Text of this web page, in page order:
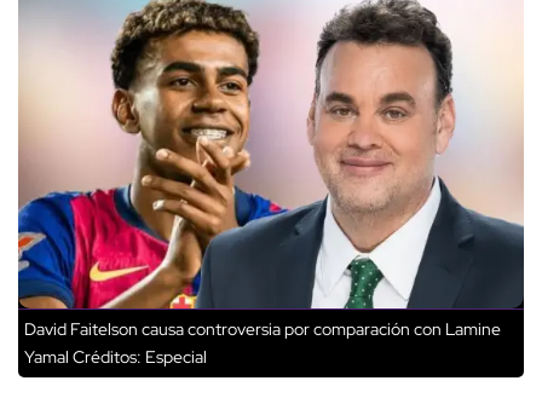
David Faitelson causa controversia por comparación con Lamine
Yamal Créditos: Especial